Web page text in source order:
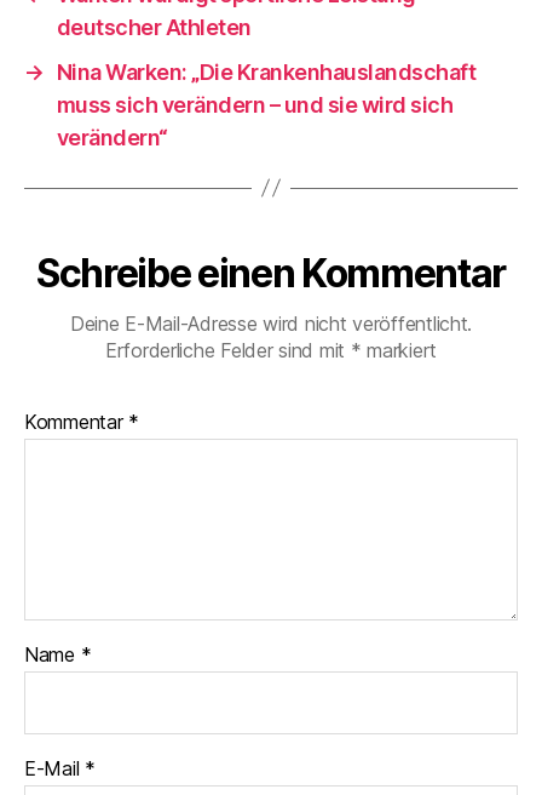
deutscher Athleten
→
Nina Warken: „Die Krankenhauslandschaft
muss sich verändern – und sie wird sich
verändern“
Schreibe einen Kommentar
Deine E-Mail-Adresse wird nicht veröffentlicht.
Erforderliche Felder sind mit * markiert
Kommentar *
Name *
E-Mail *